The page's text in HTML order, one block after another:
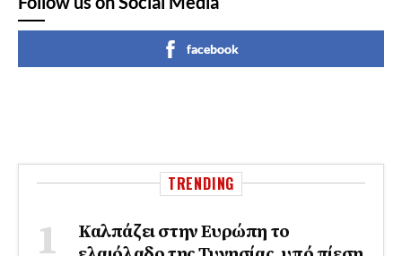
facebook
TRENDING
Καλπάζει στην Ευρώπη το